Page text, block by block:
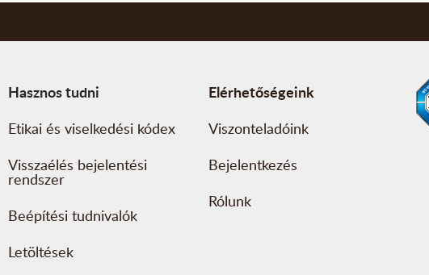
Hasznos tudni
Etikai és viselkedési kódex
Visszaélés bejelentési
rendszer
Beépítési tudnivalók
Letöltések
Elérhetőségeink
Viszonteladóink
Bejelentkezés
Rólunk